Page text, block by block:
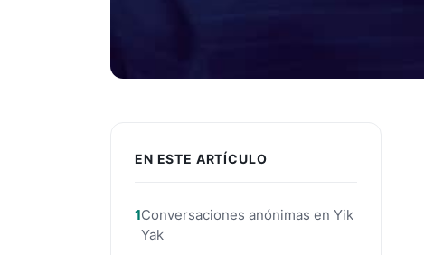
EN ESTE ARTÍCULO
Conversaciones anónimas en Yik
Yak